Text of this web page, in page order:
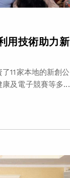
用技術助力新
11家本地的新創公
及電子競賽等多...